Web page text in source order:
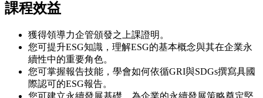
課程效益
獲得領導力企管頒發之上課證明。
您可提升ESG知識，理解ESG的基本概念與其在企業永
續性中的重要角色。
您可掌握報告技能，學會如何依循GRI與SDGs撰寫具國
際認可的ESG報告。